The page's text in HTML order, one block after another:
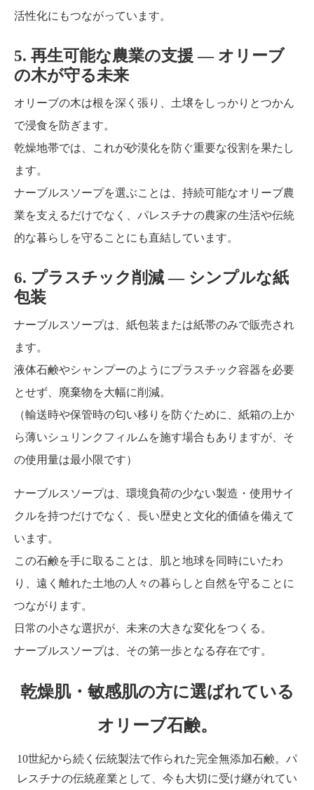
活性化にもつながっています。
5. 再生可能な農業の支援 ― オリーブ
の木が守る未来
オリーブの木は根を深く張り、土壌をしっかりとつかん
で浸食を防ぎます。
乾燥地帯では、これが砂漠化を防ぐ重要な役割を果たし
ます。
ナーブルスソープを選ぶことは、持続可能なオリーブ農
業を支えるだけでなく、パレスチナの農家の生活や伝統
的な暮らしを守ることにも直結しています。
6. プラスチック削減 ― シンプルな紙
包装
ナーブルスソープは、紙包装または紙帯のみで販売され
ます。
液体石鹸やシャンプーのようにプラスチック容器を必要
とせず、廃棄物を大幅に削減。
（輸送時や保管時の匂い移りを防ぐために、紙箱の上か
ら薄いシュリンクフィルムを施す場合もありますが、そ
の使用量は最小限です）
ナーブルスソープは、環境負荷の少ない製造・使用サイ
クルを持つだけでなく、長い歴史と文化的価値を備えて
います。
この石鹸を手に取ることは、肌と地球を同時にいたわ
り、遠く離れた土地の人々の暮らしと自然を守ることに
つながります。
日常の小さな選択が、未来の大きな変化をつくる。
ナーブルスソープは、その第一歩となる存在です。
乾燥肌・敏感肌の方に選ばれている
オリーブ石鹸。
10世紀から続く伝統製法で作られた完全無添加石鹸。パ
レスチナの伝統産業として、今も大切に受け継がれてい